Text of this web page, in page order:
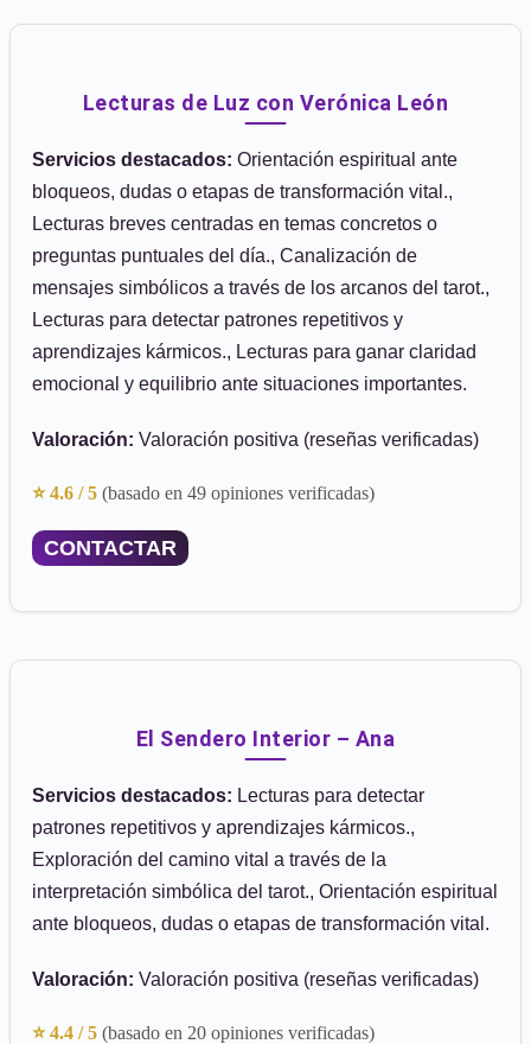
Lecturas de Luz con Verónica León
Servicios destacados: Orientación espiritual ante
bloqueos, dudas o etapas de transformación vital.,
Lecturas breves centradas en temas concretos o
preguntas puntuales del día., Canalización de
mensajes simbólicos a través de los arcanos del tarot.,
Lecturas para detectar patrones repetitivos y
aprendizajes kármicos., Lecturas para ganar claridad
emocional y equilibrio ante situaciones importantes.
Valoración: Valoración positiva (reseñas verificadas)
⭐ 4.6 / 5 (basado en 49 opiniones verificadas)
CONTACTAR
El Sendero Interior – Ana
Servicios destacados: Lecturas para detectar
patrones repetitivos y aprendizajes kármicos.,
Exploración del camino vital a través de la
interpretación simbólica del tarot., Orientación espiritual
ante bloqueos, dudas o etapas de transformación vital.
Valoración: Valoración positiva (reseñas verificadas)
⭐ 4.4 / 5 (basado en 20 opiniones verificadas)